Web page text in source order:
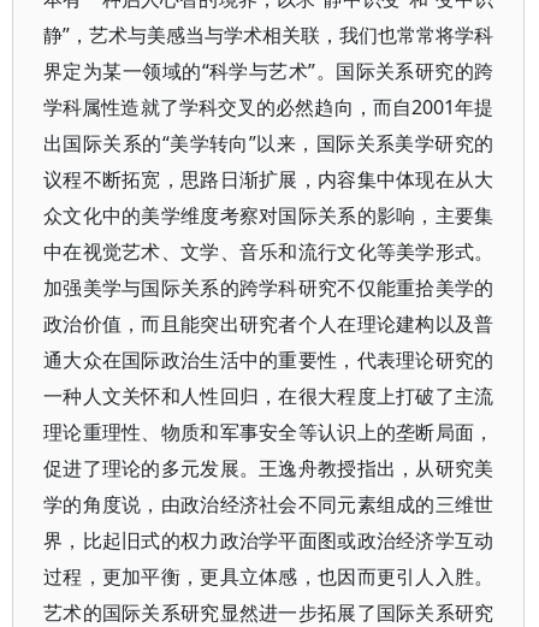
静”，艺术与美感当与学术相关联，我们也常常将学科
界定为某一领域的“科学与艺术”。国际关系研究的跨
学科属性造就了学科交叉的必然趋向，而自2001年提
出国际关系的“美学转向”以来，国际关系美学研究的
议程不断拓宽，思路日渐扩展，内容集中体现在从大
众文化中的美学维度考察对国际关系的影响，主要集
中在视觉艺术、文学、音乐和流行文化等美学形式。
加强美学与国际关系的跨学科研究不仅能重拾美学的
政治价值，而且能突出研究者个人在理论建构以及普
通大众在国际政治生活中的重要性，代表理论研究的
一种人文关怀和人性回归，在很大程度上打破了主流
理论重理性、物质和军事安全等认识上的垄断局面，
促进了理论的多元发展。王逸舟教授指出，从研究美
学的角度说，由政治经济社会不同元素组成的三维世
界，比起旧式的权力政治学平面图或政治经济学互动
过程，更加平衡，更具立体感，也因而更引人入胜。
艺术的国际关系研究显然进一步拓展了国际关系研究